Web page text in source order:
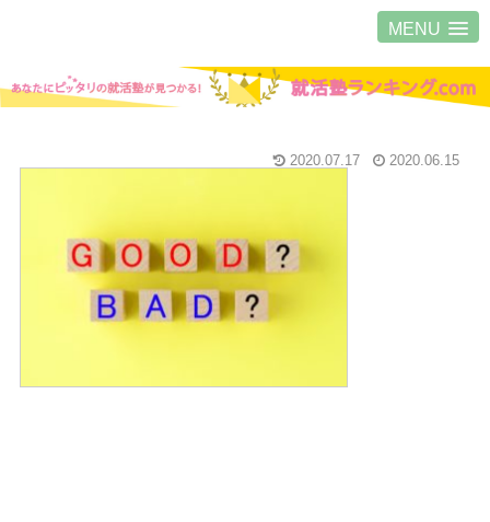
MENU
2020.07.17 2020.06.15